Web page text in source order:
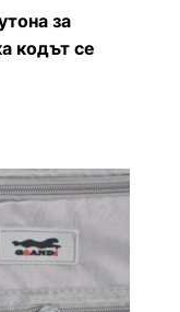
за
кодът се